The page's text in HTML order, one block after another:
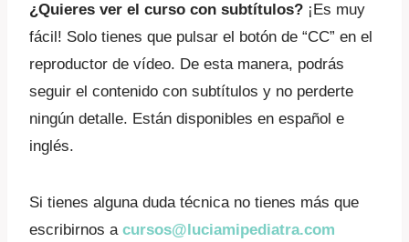
¿Quieres ver el curso con subtítulos? ¡Es muy
fácil! Solo tienes que pulsar el botón de “CC” en el
reproductor de vídeo. De esta manera, podrás
seguir el contenido con subtítulos y no perderte
ningún detalle. Están disponibles en español e
inglés.
Si tienes alguna duda técnica no tienes más que
escribirnos a cursos@luciamipediatra.com